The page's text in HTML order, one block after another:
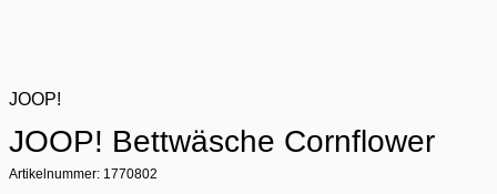
JOOP!
JOOP! Bettwäsche Cornflower
Artikelnummer: 1770802